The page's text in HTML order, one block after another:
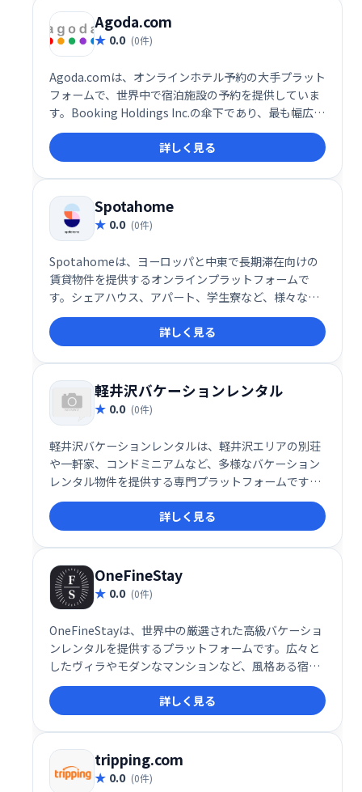
Agoda.com
0.0 (0件)
Agoda.comは、オンラインホテル予約の大手プラット
フォームで、世界中で宿泊施設の予約を提供していま
す。Booking Holdings Inc.の傘下であり、最も幅広い
オンラインホテル在庫を誇ります。
詳しく見る
Spotahome
0.0 (0件)
Spotahomeは、ヨーロッパと中東で長期滞在向けの
賃貸物件を提供するオンラインプラットフォームで
す。シェアハウス、アパート、学生寮など、様々な物
件を掲載しており、留学生やデジタルノマド、転勤者
など、長期滞在を希望する方にとって最適です。 旅行
者向けではなく、長期滞在に特化することで、安心し
て快適な住まい探しをサポートします。 安心して新し
い生活を始められるよう、物件情報の充実とスムーズ
な手続きを心がけています。
詳しく見る
軽井沢バケーションレンタル
0.0 (0件)
軽井沢バケーションレンタルは、軽井沢エリアの別荘
や一軒家、コンドミニアムなど、多様なバケーション
レンタル物件を提供する専門プラットフォームです。
豊かな自然と静寂に包まれた軽井沢で、家族旅行や友
人との旅行、ワーケーションなど、様々なニーズに合
わせた理想的な滞在を実現します。広々とした空間と
快適な設備で、特別な思い出を創造しましょう。
詳しく見る
OneFineStay
0.0 (0件)
OneFineStayは、世界中の厳選された高級バケーショ
ンレンタルを提供するプラットフォームです。広々と
したヴィラやモダンなマンションなど、風格ある宿泊
施設を多数取り揃え、まるで自宅のようにくつろげる
贅沢な滞在を提供します。手厚いサービスと一流の物
件で、高級志向の旅行者の皆様に、忘れられない思い
出を創造します。特別な休暇を計画するなら、
OneFineStayにご期待ください。
詳しく見る
tripping.com
0.0 (0件)